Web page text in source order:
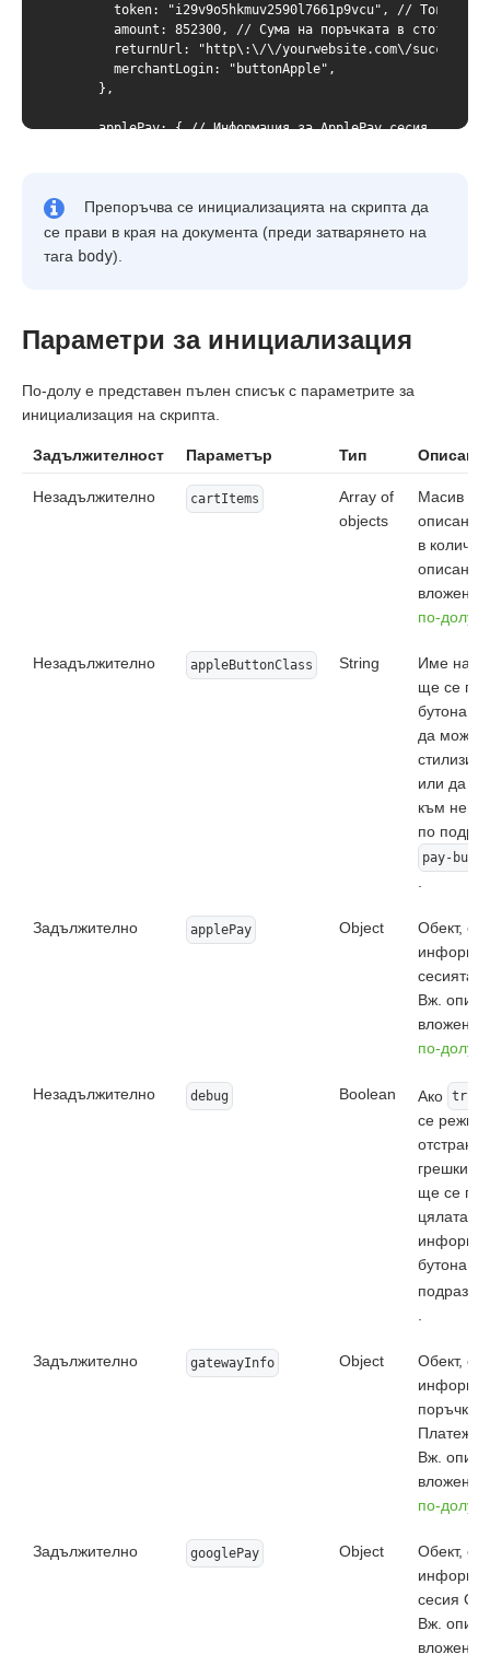
token: "i29v9o5hkmuv2590l7661p9vcu", // Токен на
amount: 852300, // Сума на поръчката в стотинки
returnUrl: "http\:\/\/yourwebsite.com\/
        merchantLogin: "buttonApple",
      },
      applePay: { // Информация за ApplePay сесия
      googlePay: {
        environment: "TEST",
      },
    });
Препоръчва се инициализацията на скрипта да
се прави в края на документа (преди затварянето на
тага body).
Параметри за инициализация
По-долу е представен пълен списък с параметрите за
инициализация на скрипта.
Задължителност Параметър Тип
Незадължително cartItems
Array of
objects
Масив от
описание
в
по-долу
Незадължително appleButtonClass String
Име на
ще се
бутона
да може
или да
към него.
по
pay-
.
Задължително applePay Object
Обект,
сесията
Вж.
по-долу
Незадължително debug Boolean Ако true
се режим
грешки,
ще се
цялата
бутона.
.
Задължително gatewayInfo Object
Обект,
поръчка в
Вж.
по-долу
Задължително googlePay Object
Обект,
сесия
Вж.